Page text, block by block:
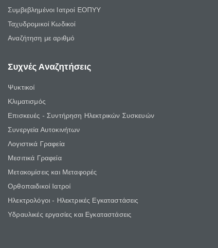
Συμβεβλημένοι Ιατροί ΕΟΠΥΥ
Ταχυδρομικοί Κωδικοί
Αναζήτηση με αριθμό
Συχνές Αναζητήσεις
Ψυκτικοί
Κλιματισμός
Επισκευές - Συντήρηση Ηλεκτρικών Συσκευών
Συνεργεία Αυτοκινήτων
Λογιστικά Γραφεία
Μεσιτικά Γραφεία
Μετακομίσεις και Μεταφορές
Ορθοπαιδικοί Ιατροί
Ηλεκτρολόγοι - Ηλεκτρικές Εγκαταστάσεις
Υδραυλικές εργασίες και Εγκαταστάσεις